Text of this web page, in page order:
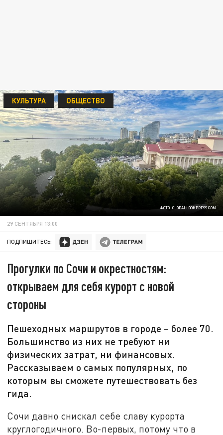
ФОТО: GLOBALLOOKPRESS.COM
КУЛЬТУРА ОБЩЕСТВО
29 СЕНТЯБРЯ 13:00
ПОДПИШИТЕСЬ:
Прогулки по Сочи и окрестностям:
открываем для себя курорт с новой
стороны
Пешеходных маршрутов в городе – более 70.
Большинство из них не требуют ни
физических затрат, ни финансовых.
Рассказываем о самых популярных, по
которым вы сможете путешествовать без
гида.
Сочи давно снискал себе славу курорта
круглогодичного. Во-первых, потому что в